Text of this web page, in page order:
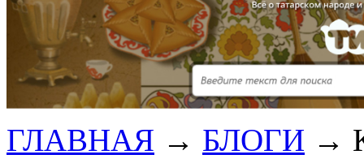
ГЛАВНАЯ → БЛОГИ →